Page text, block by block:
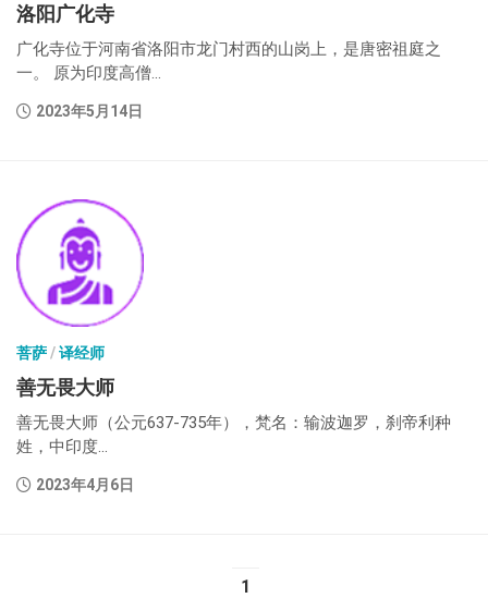
洛阳广化寺
广化寺位于河南省洛阳市龙门村西的山岗上，是唐密祖庭之
一。 原为印度高僧...
2023年5月14日
菩萨/译经师
善无畏大师
善无畏大师（公元637-735年），梵名：输波迦罗，刹帝利种
姓，中印度...
2023年4月6日
1